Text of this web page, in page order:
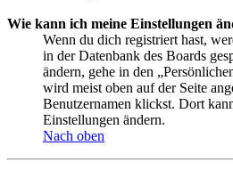
Wie kann ich meine Einstellungen
Wenn du dich registriert hast,
in der Datenbank des Boards
ändern, gehe in den
wird meist oben auf der Seite
Benutzernamen klickst. Dort
Einstellungen ändern.
Nach oben